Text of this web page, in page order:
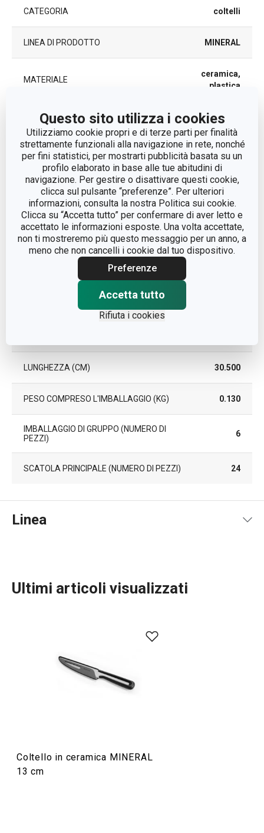
Questo sito utilizza i cookies
Utilizziamo cookie propri e di terze parti per finalità
strettamente funzionali alla navigazione in rete, nonché
per fini statistici, per mostrarti pubblicità basata su un
profilo elaborato in base alle tue abitudini di
navigazione. Per gestire o disattivare questi cookie,
clicca sul pulsante “preferenze”. Per ulteriori
informazioni, consulta la nostra Politica sui cookie.
Clicca su “Accetta tutto” per confermare di aver letto e
accettato le informazioni esposte. Una volta accettate,
non ti mostreremo più questo messaggio per un anno, a
meno che non cancelli i cookie dal tuo dispositivo.
Preferenze
Accetta tutto
Rifiuta i cookies
CATEGORIA coltelli
LINEA DI PRODOTTO MINERAL
MATERIALE
ceramica,
plastica
TIPO
coltello
sbucciatore
LAVAGGIO IN LAVASTOVIGLIE No
8592973128772
DURATA DELLA GARANZIA (IN
ANNI)
3
LARGHEZZA (CM)
LUNGHEZZA (CM) 30.500
PESO COMPRESO L'IMBALLAGGIO (KG) 0.130
IMBALLAGGIO DI GRUPPO (NUMERO DI
PEZZI)
6
SCATOLA PRINCIPALE (NUMERO DI PEZZI) 24
Linea
Preparazione degli alimenti
Ultimi articoli visualizzati
Coltello in ceramica MINERAL
13 cm